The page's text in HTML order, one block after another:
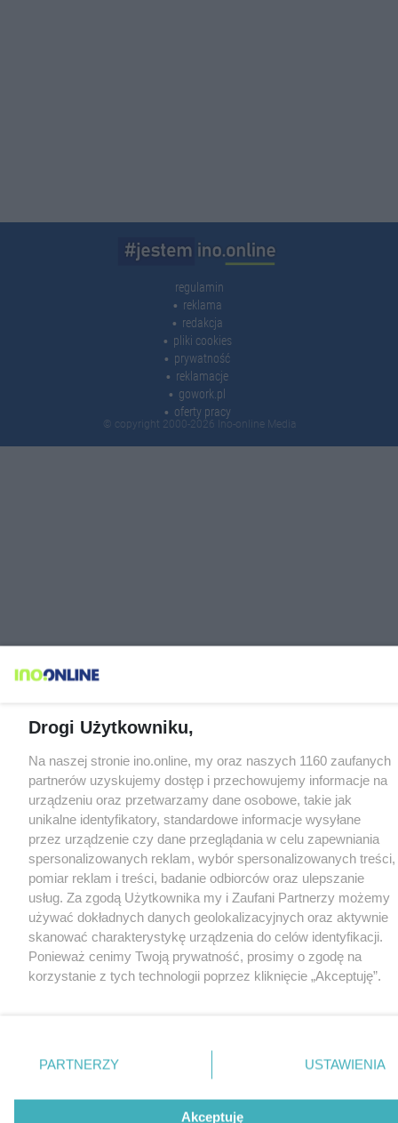
regulamin
reklama
redakcja
pliki cookies
prywatność
reklamacje
gowork.pl
oferty pracy
© copyright 2000-2026 Ino-online Media
Drogi Użytkowniku,
Na naszej stronie ino.online, my oraz naszych 1160 zaufanych
partnerów uzyskujemy dostęp i przechowujemy informacje na
urządzeniu oraz przetwarzamy dane osobowe, takie jak
unikalne identyfikatory, standardowe informacje wysyłane
przez urządzenie czy dane przeglądania w celu zapewniania
spersonalizowanych reklam, wybór spersonalizowanych treści,
pomiar reklam i treści, badanie odbiorców oraz ulepszanie
usług. Za zgodą Użytkownika my i Zaufani Partnerzy możemy
używać dokładnych danych geolokalizacyjnych oraz aktywnie
skanować charakterystykę urządzenia do celów identyfikacji.
Ponieważ cenimy Twoją prywatność, prosimy o zgodę na
korzystanie z tych technologii poprzez kliknięcie „Akceptuję”.
nie wymagają zgody użytkownika, ale masz prawo sprzeciwić
się takiemu przetwarzaniu. Preferencje będą miały
PARTNERZY USTAWIENIA
Akceptuję